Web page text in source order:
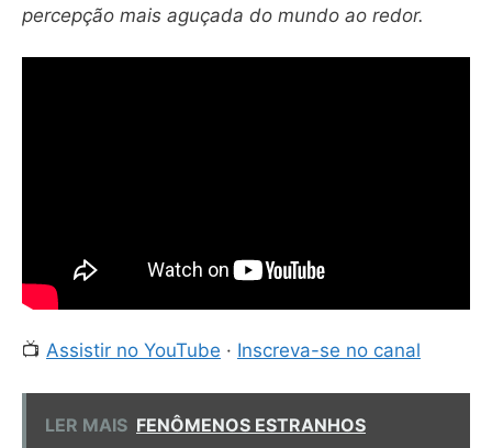
percepção mais aguçada do mundo ao redor.
📺 Assistir no YouTube · Inscreva-se no canal
LER MAIS FENÔMENOS ESTRANHOS